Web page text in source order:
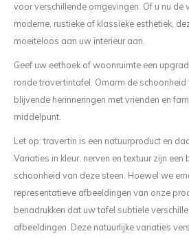
voor verschillende omgevingen. Of u nu de
moderne, rustieke of klassieke esthetiek,
moeiteloos aan uw interieur aan.
Geef uw eethoek of woonruimte een
ronde travertintafel. Omarm de schoonheid
blijvende herinneringen met vrienden en
middelpunt.
Let op: travertin is een natuurproduct en
Variaties in kleur, nerven en textuur zijn
schoonheid van deze steen. Hoewel we
representatieve afbeeldingen van onze
benadrukken dat uw tafel subtiele
afbeeldingen. Deze natuurlijke variaties